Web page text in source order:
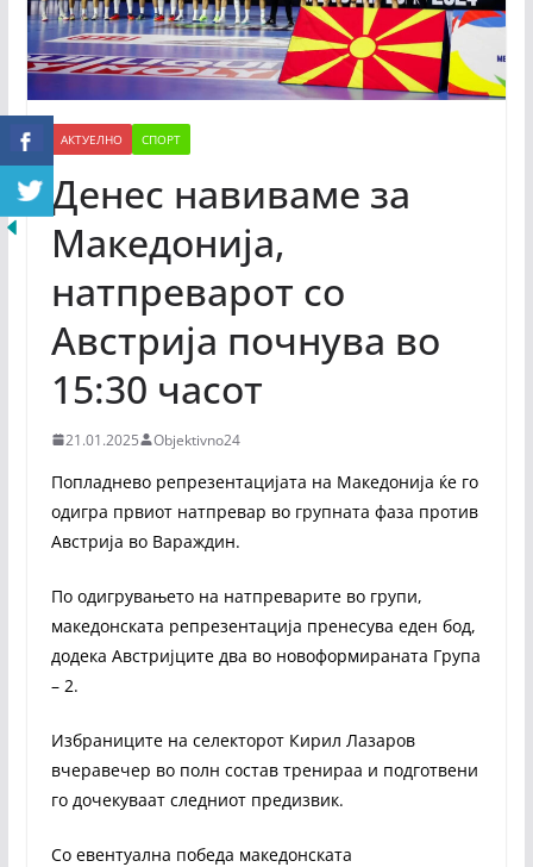
АКТУЕЛНО СПОРТ
Денес навиваме за
Македонија,
натпреварот со
Австрија почнува во
15:30 часот
21.01.2025 Objektivno24
Попладнево репрезентацијата на Македонија ќе го
одигра првиот натпревар во групната фаза против
Австрија во Вараждин.
По одигрувањето на натпреварите во групи,
македонската репрезентација пренесува еден бод,
додека Австријците два во новоформираната Група
– 2.
Избраниците на селекторот Кирил Лазаров
вчеравечер во полн состав тренираа и подготвени
го дочекуваат следниот предизвик.
Со евентуална победа македонската